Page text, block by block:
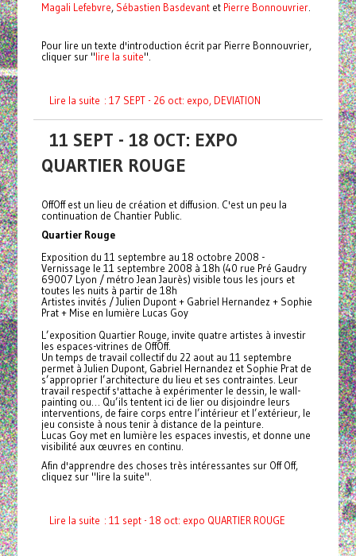
Magali Lefebvre, Sébastien Basdevantet Pierre Bonnouvrier.
Pour lire un texte d'introduction écrit par Pierre Bonnouvrier,
cliquer sur "lire la suite".
Lire la suite : 17 SEPT - 26 oct: expo, DEVIATION
11 SEPT - 18 OCT: EXPO
QUARTIER ROUGE
OffOff est un lieu de création et diffusion. C'est un peu la
continuation de Chantier Public.
Quartier Rouge
Exposition du 11 septembre au 18 octobre 2008 -
Vernissage le 11 septembre 2008 à 18h (40 rue Pré Gaudry
69007 Lyon / métro Jean Jaurès) visible tous les jours et
toutes les nuits à partir de 18h
Artistes invités / Julien Dupont + Gabriel Hernandez + Sophie
Prat + Mise en lumière Lucas Goy
L’exposition Quartier Rouge, invite quatre artistes à investir
les espaces-vitrines de OffOff.
Un temps de travail collectif du 22 aout au 11 septembre
permet à Julien Dupont, Gabriel Hernandez et Sophie Prat de
s’approprier l’architecture du lieu et ses contraintes. Leur
travail respectif s'attache à expérimenter le dessin, le wall-
painting ou… Qu’ils tentent ici de lier ou disjoindre leurs
interventions, de faire corps entre l’intérieur et l’extérieur, le
jeu consiste à nous tenir à distance de la peinture.
Lucas Goy met en lumière les espaces investis, et donne une
visibilité aux œuvres en continu.
Afin d'apprendre des choses très intéressantes sur Off Off,
cliquez sur "lire la suite".
Lire la suite : 11 sept - 18 oct: expo QUARTIER ROUGE